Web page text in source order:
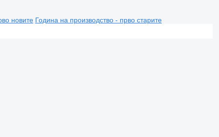
новите Година на производство - прво старите